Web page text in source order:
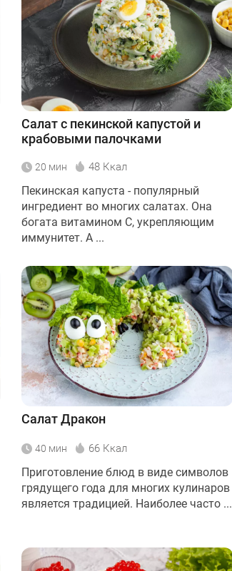
Салат с пекинской капустой и
крабовыми палочками
20 мин 48 Ккал
Пекинская капуста - популярный
ингредиент во многих салатах. Она
богата витамином С, укрепляющим
иммунитет. А ...
Салат Дракон
40 мин 66 Ккал
Приготовление блюд в виде символов
грядущего года для многих кулинаров
является традицией. Наиболее часто ...